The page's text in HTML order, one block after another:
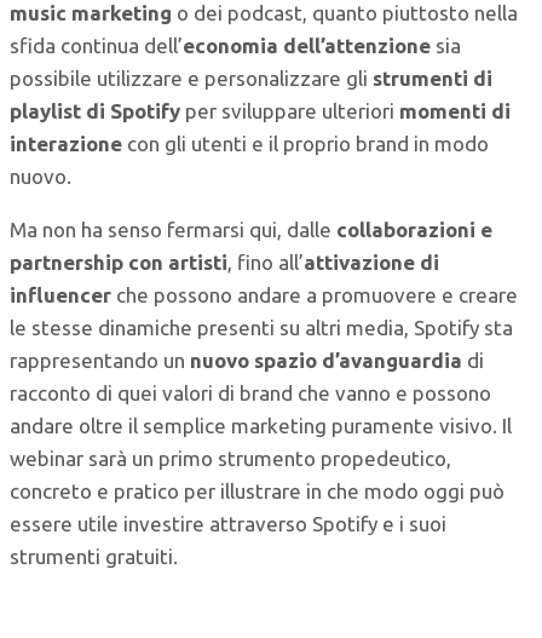
music marketing o dei podcast, quanto piuttosto nella
sfida continua dell’economia dell’attenzione sia
possibile utilizzare e personalizzare gli strumenti di
playlist di Spotify per sviluppare ulteriori momenti di
interazione con gli utenti e il proprio brand in modo
nuovo.
Ma non ha senso fermarsi qui, dalle collaborazioni e
partnership con artisti, fino all’attivazione di
influencer che possono andare a promuovere e creare
le stesse dinamiche presenti su altri media, Spotify sta
rappresentando un nuovo spazio d’avanguardia di
racconto di quei valori di brand che vanno e possono
andare oltre il semplice marketing puramente visivo. Il
webinar sarà un primo strumento propedeutico,
concreto e pratico per illustrare in che modo oggi può
essere utile investire attraverso Spotify e i suoi
strumenti gratuiti.